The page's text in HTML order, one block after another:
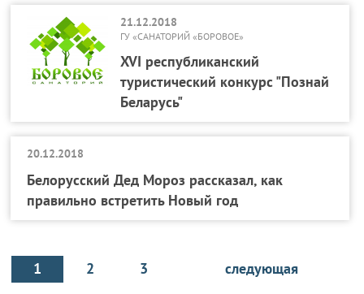
21.12.2018
ГУ «САНАТОРИЙ «БОРОВОЕ»
XVI республиканский
туристический конкурс "Познай
Беларусь"
20.12.2018
Белорусский Дед Мороз рассказал, как
правильно встретить Новый год
1 2 3 следующая